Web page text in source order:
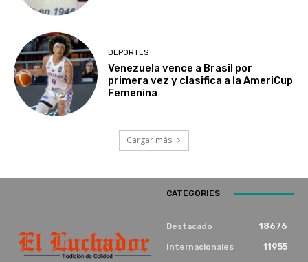
DEPORTES
Venezuela vence a Brasil por
primera vez y clasifica a la AmeriCup
Femenina​
Cargar más
CATEGORIES
Destacado 18676
Internacionales 11955